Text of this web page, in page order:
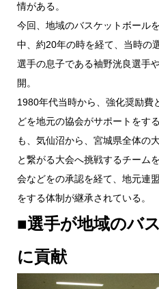
情がある。
今回、地域のバスケットボール
中、約20年の時を経て、当時の
選手の息子である袖野洸良選手
開。
1980年代当時から、強化奨励費
どを地元の協会がサポートをす
も、気仙沼から、宮城県全体の
と繋がる大会へ挑戦するチーム
会などをの承認を経て、地元連
をする体制が継承されている。
■選手が地域のバ
に貢献